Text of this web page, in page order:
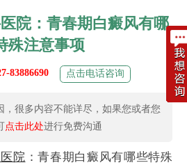
院：青春期白癜风有哪
殊注意事项
83886690 点击电话咨询
，很多内容不能详尽，如果您或者您
点击此处进行免费沟通
院 ：青春期白癜风有哪些特殊